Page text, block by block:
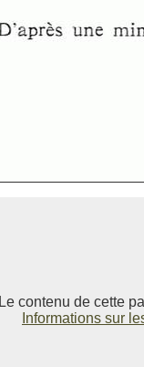
Le contenu de cette
Informations sur